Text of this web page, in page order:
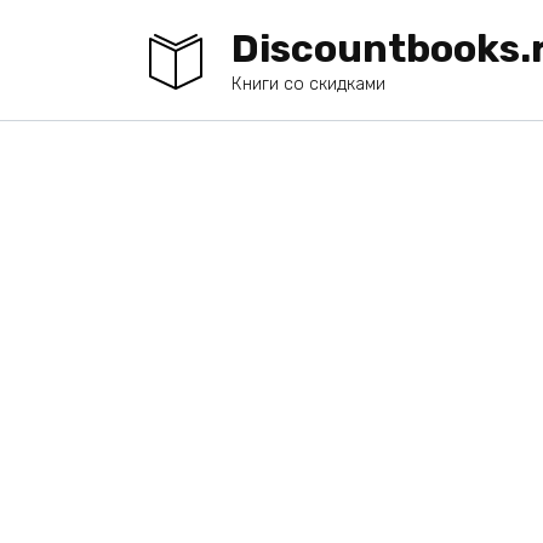
Книги со скидками